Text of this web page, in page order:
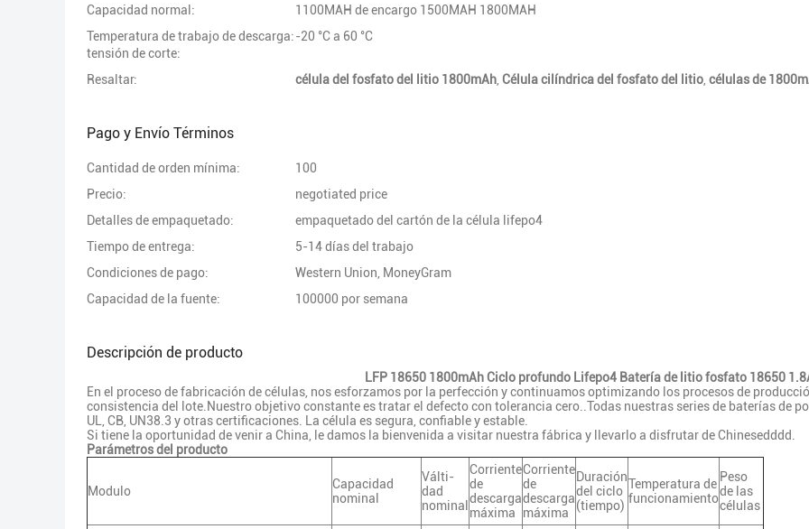
Capacidad normal:
1100MAH de encargo 1500MAH 1800MAH
Temperatura de trabajo de descarga:
tensión de corte:
-20 °C a 60 °C
Resaltar: célula del fosfato del litio 1800mAh Célula cilíndrica del fosfato del litio células de
Pago y Envío Términos
Cantidad de orden mínima:
100
Precio:
negotiated price
Detalles de empaquetado:
empaquetado del cartón de la célula lifepo4
Tiempo de entrega:
5-14 días del trabajo
Condiciones de pago:
Western Union, MoneyGram
Capacidad de la fuente:
100000 por semana
Descripción de producto
LFP 18650 1800mAh Ciclo profundo Lifepo4 Batería de litio fosfato 18650
En el proceso de fabricación de células, nos esforzamos por la perfección y continuamos optimizando los procesos de
consistencia del lote.Nuestro objetivo constante es tratar el defecto con tolerancia cero..Todas nuestras series de baterías de
UL, CB, UN38.3 y otras certificaciones. La célula es segura, confiable y estable.
Si tiene la oportunidad de venir a China, le damos la bienvenida a visitar nuestra fábrica y llevarlo a disfrutar de Chinesedddd.
Parámetros del producto
Modulo
Capacidad
nominal
Válti­
dad
nominal
Corriente
de
descarga
máxima
Corriente
de
descarga
máxima
Duración
del ciclo
(tiempo)
Temperatura de
funcionamiento
Peso
de las
células